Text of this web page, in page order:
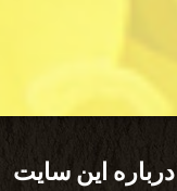
درباره این سایت